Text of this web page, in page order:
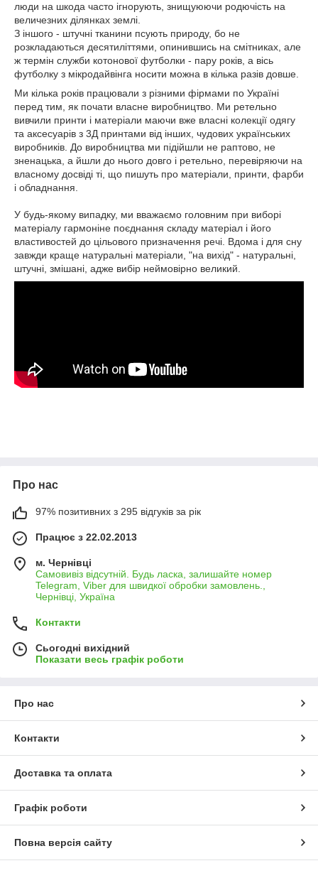
люди на шкода часто ігнорують, знищуюючи родючість на
величезних ділянках землі.
З іншого - штучні тканини псують природу, бо не
розкладаються десятиліттями, опинившись на смітниках, але
ж термін служби котонової футболки - пару років, а вісь
футболку з мікродайвінга носити можна в кілька разів довше.
Ми кілька років працювали з різними фірмами по Україні
перед тим, як почати власне виробництво. Ми ретельно
вивчили принти і матеріали маючи вже власні колекції одягу
та аксесуарів з 3Д принтами від інших, чудових українських
виробників. До виробництва ми підійшли не раптово, не
зненацька, а йшли до нього довго і ретельно, перевіряючи на
власному досвіді ті, що пишуть про матеріали, принти, фарби
і обладнання.
У будь-якому випадку, ми вважаємо головним при виборі
матеріалу гармоніне поєднання складу матеріал і його
властивостей до цільового призначення речі. Вдома і для сну
завжди краще натуральні матеріали, "на вихід" - натуральні,
штучні, змішані, адже вибір неймовірно великий.
Про нас
97% позитивних з 295 відгуків за рік
Працює з 22.02.2013
м. Чернівці
Самовивіз відсутній. Будь ласка, залишайте номер
Telegram, Viber для швидкої обробки замовлень.,
Чернівці, Україна
Контакти
Сьогодні вихідний
Показати весь графік роботи
Про нас
Контакти
Доставка та оплата
Графік роботи
Повна версія сайту